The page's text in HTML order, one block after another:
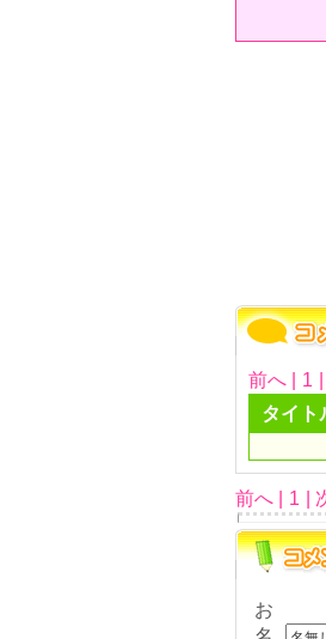
前へ | 1
タイト
前へ | 1 |
お